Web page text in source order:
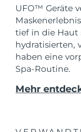
UFO™ Geräte
tief in die Haut
hydratisierten,
haben eine
Spa-Routine.
Mehr
Slowakei
Slowenien
Südafrika
Südkorea